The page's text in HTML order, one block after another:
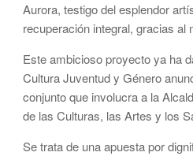
Aurora, testigo del esplendor
recuperación integral, gracias
Este ambicioso proyecto ya ha
Cultura Juventud y Género
conjunto que involucra a la
de las Culturas, las Artes y los
Se trata de una apuesta por